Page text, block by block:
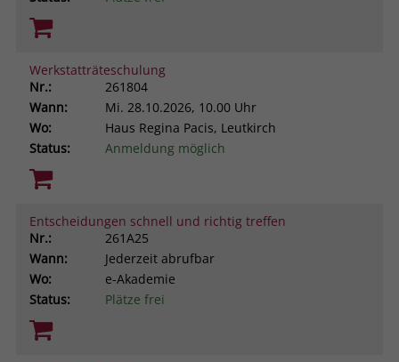
Werkstatträteschulung
Nr.:
261804
Wann:
Mi. 28.10.2026, 10.00 Uhr
Wo:
Haus Regina Pacis, Leutkirch
Status:
Anmeldung möglich
Entscheidungen schnell und richtig treffen
Nr.:
261A25
Wann:
Jederzeit abrufbar
Wo:
e-Akademie
Status:
Plätze frei